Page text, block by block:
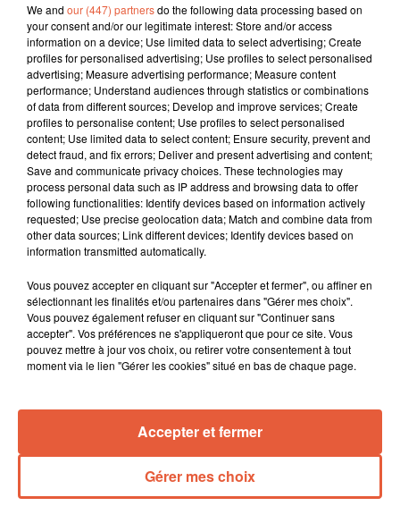
We and our (447) partnersdo the following data processing based on
your consent and/or our legitimate interest: Store and/or access
information on a device; Use limited data to select advertising; Create
profiles for personalised advertising; Use profiles to select personalised
advertising; Measure advertising performance; Measure content
performance; Understand audiences through statistics or combinations
of data from different sources; Develop and improve services; Create
profiles to personalise content; Use profiles to select personalised
content; Use limited data to select content; Ensure security, prevent and
detect fraud, and fix errors; Deliver and present advertising and content;
Save and communicate privacy choices. These technologies may
process personal data such as IP address and browsing data to offer
following functionalities: Identify devices based on information actively
requested; Use precise geolocation data; Match and combine data from
other data sources; Link different devices; Identify devices based on
information transmitted automatically.
Vous pouvez accepter en cliquant sur "Accepter et fermer", ou affiner en
sélectionnant les finalités et/ou partenaires dans "Gérer mes choix".
Vous pouvez également refuser en cliquant sur "Continuer sans
accepter". Vos préférences ne s'appliqueront que pour ce site. Vous
pouvez mettre à jour vos choix, ou retirer votre consentement à tout
moment via le lien "Gérer les cookies" situé en bas de chaque page.
Gérer mes choix
Accepter et fermer